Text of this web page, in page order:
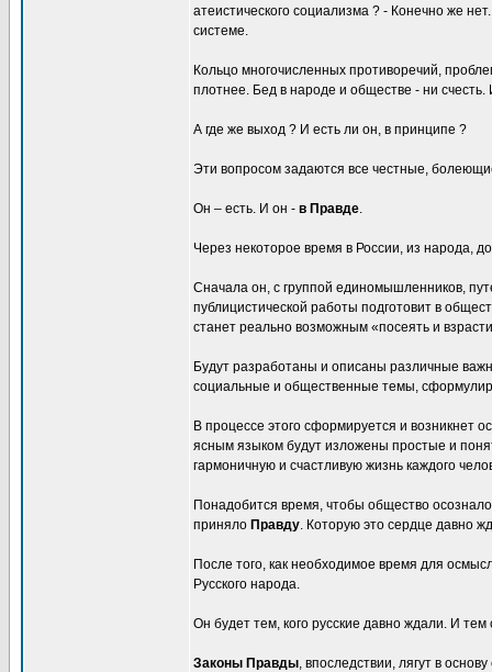
атеистического социализма ? - Конечно же
системе.
Кольцо многочисленных противоречий,
плотнее. Бед в народе и обществе - ни
А где же выход ? И есть ли он, в принципе ?
Эти вопросом задаются все честные,
Он – есть. И он - в Правде.
Через некоторое время в России, из народа,
Сначала он, с группой единомышленников,
публицистической работы подготовит в
станет реально возможным «посеять и
Будут разработаны и описаны различные
социальные и общественные темы,
В процессе этого сформируется и возникнет
ясным языком будут изложены простые и
гармоничную и счастливую жизнь каждого
Понадобится время, чтобы общество
приняло Правду. Которую это сердце давно
После того, как необходимое время для
Русского народа.
Он будет тем, кого русские давно ждали. И
Законы Правды, впоследствии, лягут в